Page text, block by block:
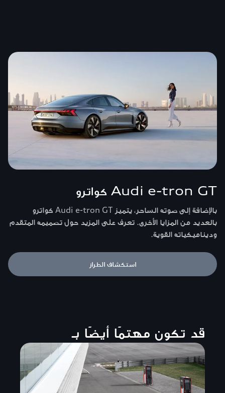
Audi e-tron GT كواترو
بالإضافة إلى صوته الساحر، يتميز Audi e-tron GT كواترو
بالعديد من المزايا الأخرى. تعرف على المزيد حول تصميمه المتقدم
وديناميكياته القوية.
استكشاف الطراز
قد تكون مهتمًا أيضًا بـ